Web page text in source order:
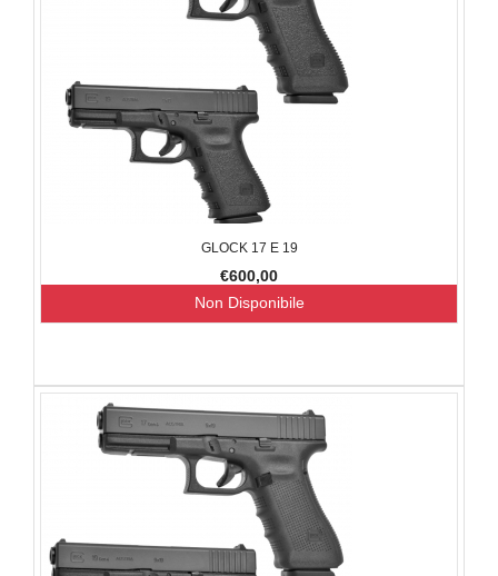
GLOCK 17 E 19
€600,00
Non Disponibile